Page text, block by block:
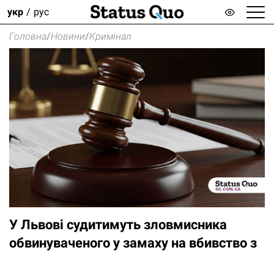
укр рус
Головна/Новини/Кримінал
У Львові судитимуть зловмисника
обвинуваченого у замаху на вбивство з